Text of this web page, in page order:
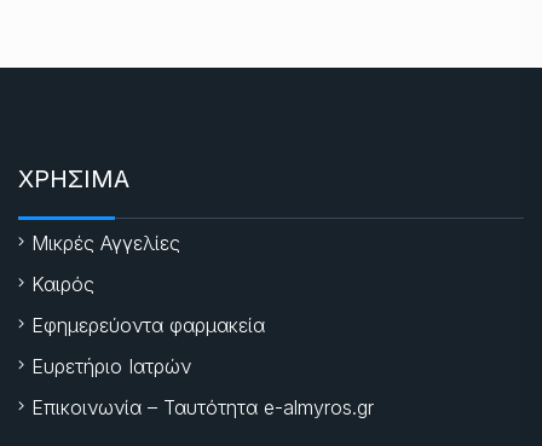
ΧΡΗΣΙΜΑ
Μικρές Αγγελίες
Καιρός
Εφημερεύοντα φαρμακεία
Ευρετήριο Ιατρών
Επικοινωνία – Ταυτότητα e-almyros.gr